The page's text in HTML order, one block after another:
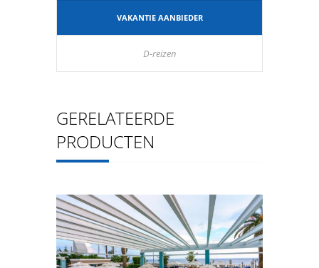
VAKANTIE AANBIEDER
D-reizen
GERELATEERDE
PRODUCTEN